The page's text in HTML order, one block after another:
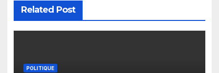
Related Post
POLITIQUE